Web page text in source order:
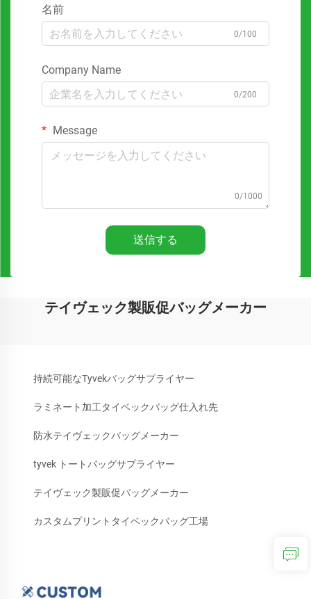
名前
0/100
Company Name
0/200
Message
0/1000
送信する
テイヴェック製販促バッグメーカー
持続可能なTyvekバッグサプライヤー
ラミネート加工タイベックバッグ仕入れ先
防水テイヴェックバッグメーカー
tyvek トートバッグサプライヤー
テイヴェック製販促バッグメーカー
カスタムプリントタイベックバッグ工場